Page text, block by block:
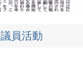
議員活動